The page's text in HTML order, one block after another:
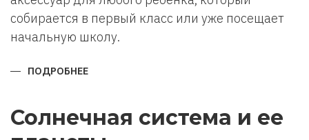
собирается в первый класс или уже посещает
начальную школу.
ПОДРОБНЕЕ
ПЕРВОКЛАССНИКА
Солнечная система и ее